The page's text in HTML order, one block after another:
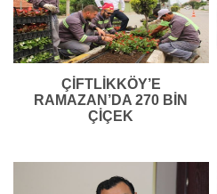
ÇİFTLİKKÖY’E
RAMAZAN’DA 270 BİN
ÇİÇEK